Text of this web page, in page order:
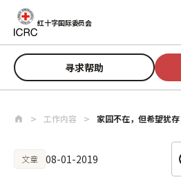
跳至主要内容
红十字国际委员会
寻求帮助
工作内容 家园不在，但希望犹
文章 08-01-2019